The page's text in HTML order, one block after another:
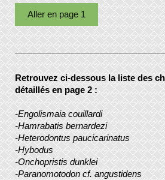
Aller en page 1
Retrouvez ci-dessous la liste des
détaillés en page 2 :
-Engolismaia couillardi
-Hamrabatis bernardezi
-Heterodontus paucicarinatus
-Hybodus
-Onchopristis dunklei
-Paranomotodon cf. angustidens